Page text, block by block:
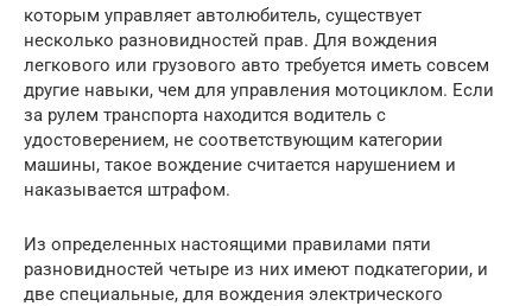
которым управляет автолюбитель, существует
несколько разновидностей прав. Для вождения
легкового или грузового авто требуется иметь совсем
другие навыки, чем для управления мотоциклом. Если
за рулем транспорта находится водитель с
удостоверением, не соответствующим категории
машины, такое вождение считается нарушением и
наказывается штрафом.
Из определенных настоящими правилами пяти
разновидностей четыре из них имеют подкатегории, и
две специальные, для вождения электрического